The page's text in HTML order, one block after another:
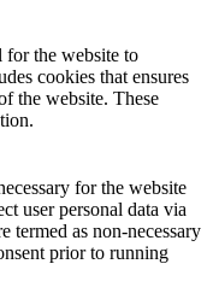
for the website to
cookies that ensures
the website. These
for the website
user personal data via
termed as non-necessary
prior to running